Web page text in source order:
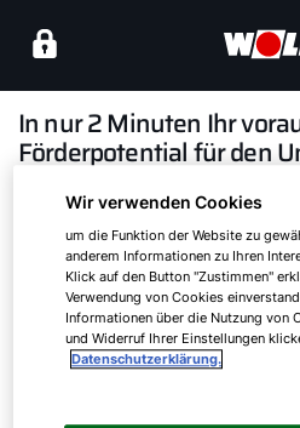
In nur 2 Minuten Ihr
Förderpotential für den
Einfamilienhaus
Die Bundesregierung hat die
kurzfristig neu geordnet.
bietet Ihnen mit ein paar
Abschätzung Ihres
Wir verwenden Cookies
um die Funktion der Website zu
anderem Informationen zu Ihren
Klick auf den Button "Zustimmen"
Verwendung von Cookies
Informationen über die Nutzung von
und Widerruf Ihrer Einstellungen
Datenschutzerklärung.